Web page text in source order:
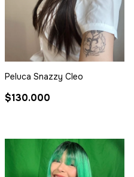
Peluca Snazzy Cleo
$130.000